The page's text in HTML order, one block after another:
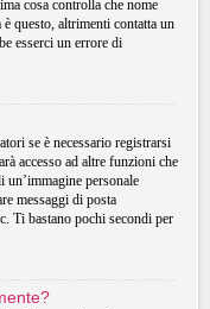
cosa controlla che nome
questo, altrimenti contatta un
esserci un errore di
se è necessario registrarsi
accesso ad altre funzioni che
personale
messaggi di posta
Ti bastano pochi secondi per